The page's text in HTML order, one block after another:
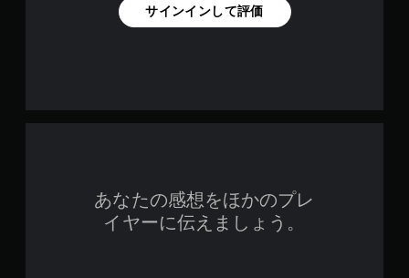
サインインして評価
あなたの感想をほかのプレ
イヤーに伝えましょう。